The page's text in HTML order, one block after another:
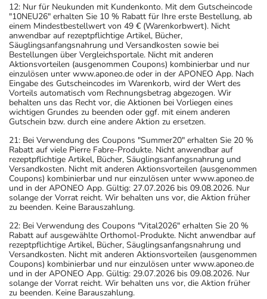
12: Nur für Neukunden mit Kundenkonto. Mit dem Gutscheincode
"10NEU26" erhalten Sie 10 % Rabatt für Ihre erste Bestellung, ab
einem Mindestbestellwert von 49 € (Warenkorbwert). Nicht
anwendbar auf rezeptpflichtige Artikel, Bücher,
Säuglingsanfangsnahrung und Versandkosten sowie bei
Bestellungen über Vergleichsportale. Nicht mit anderen
Aktionsvorteilen (ausgenommen Coupons) kombinierbar und nur
einzulösen unter www.aponeo.de oder in der APONEO App. Nach
Eingabe des Gutscheincodes im Warenkorb, wird der Wert des
Vorteils automatisch vom Rechnungsbetrag abgezogen. Wir
behalten uns das Recht vor, die Aktionen bei Vorliegen eines
wichtigen Grundes zu beenden oder ggf. mit einem anderen
Gutschein bzw. durch eine andere Aktion zu ersetzen.
21: Bei Verwendung des Coupons "Summer20" erhalten Sie 20 %
Rabatt auf viele Pierre Fabre-Produkte. Nicht anwendbar auf
rezeptpflichtige Artikel, Bücher, Säuglingsanfangsnahrung und
Versandkosten. Nicht mit anderen Aktionsvorteilen (ausgenommen
Coupons) kombinierbar und nur einzulösen unter www.aponeo.de
und in der APONEO App. Gültig: 27.07.2026 bis 09.08.2026. Nur
solange der Vorrat reicht. Wir behalten uns vor, die Aktion früher
zu beenden. Keine Barauszahlung.
22: Bei Verwendung des Coupons "Vital2026" erhalten Sie 20 %
Rabatt auf ausgewählte Orthomol-Produkte. Nicht anwendbar auf
rezeptpflichtige Artikel, Bücher, Säuglingsanfangsnahrung und
Versandkosten. Nicht mit anderen Aktionsvorteilen (ausgenommen
Coupons) kombinierbar und nur einzulösen unter www.aponeo.de
und in der APONEO App. Gültig: 29.07.2026 bis 09.08.2026. Nur
solange der Vorrat reicht. Wir behalten uns vor, die Aktion früher
zu beenden. Keine Barauszahlung.